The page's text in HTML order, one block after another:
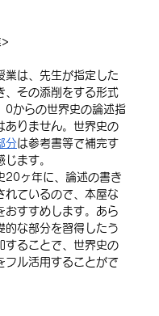
は、先生が指定した
、その添削をする形式
0からの世界史の論述指
ありません。世界史の
分は参考書等で補完す
ます。
ヶ年に、論述の書き
れているので、本屋な
おすすめします。あら
的な部分を習得したう
することで、世界史の
フル活用することがで